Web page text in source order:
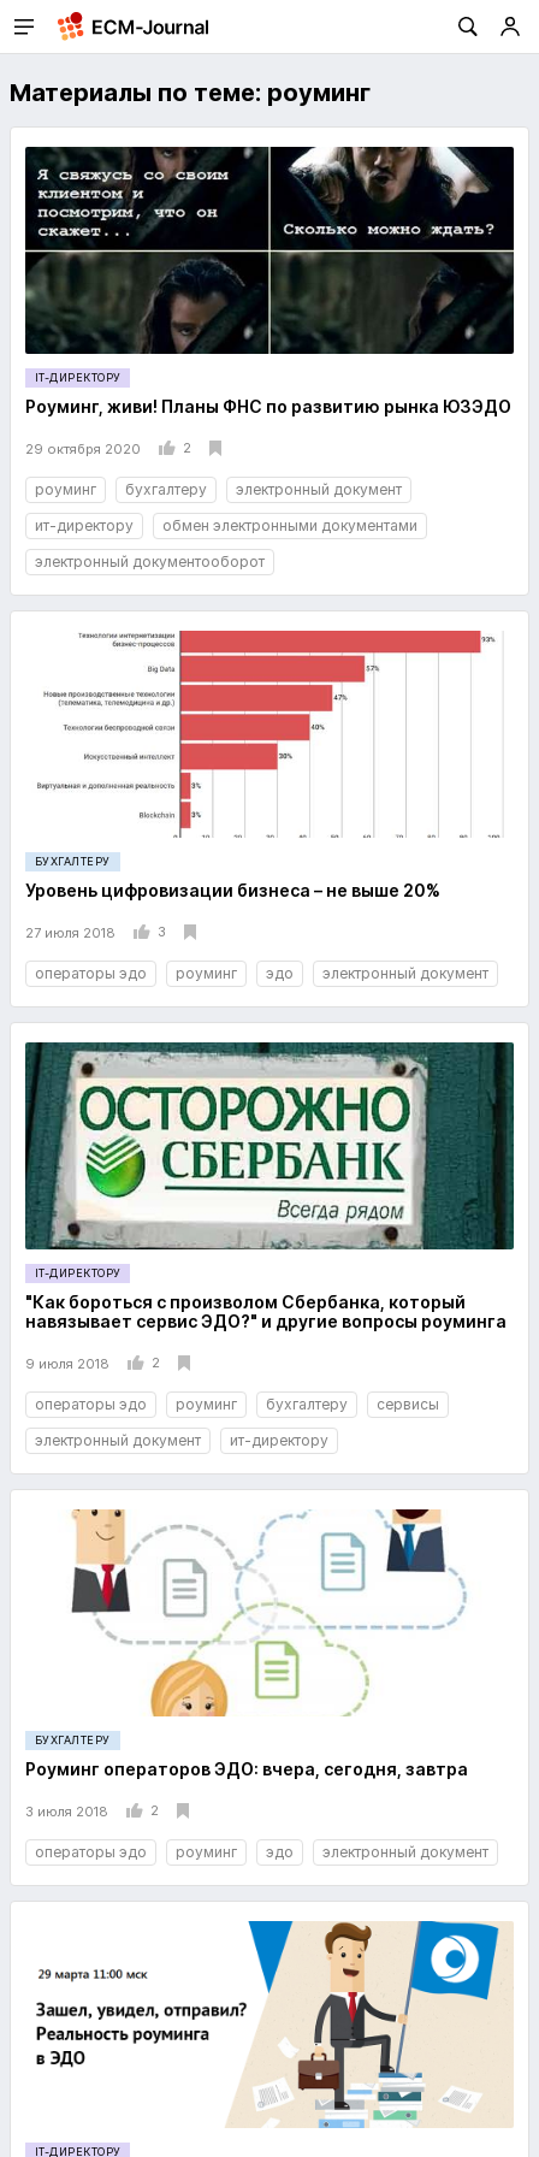
Материалы по теме: роуминг
IT-ДИРЕКТОРУ
Роуминг, живи! Планы ФНС по развитию рынка ЮЗЭДО
29 октября 2020 2
роуминг бухгалтеру
электронный документ
ит-директору
обмен электронными документами
электронный документооборот
БУХГАЛТЕРУ
Уровень цифровизации бизнеса – не выше 20%
27 июля 2018 3
операторы эдо роуминг эдо электронный документ
IT-ДИРЕКТОРУ
"Как бороться с произволом Сбербанка, который
навязывает сервис ЭДО?" и другие вопросы роуминга
9 июля 2018 2
операторы эдо роуминг бухгалтеру
сервисы
электронный документ
ит-директору
БУХГАЛТЕРУ
Роуминг операторов ЭДО: вчера, сегодня, завтра
3 июля 2018 2
операторы эдо роуминг эдо электронный документ
IT-ДИРЕКТОРУ